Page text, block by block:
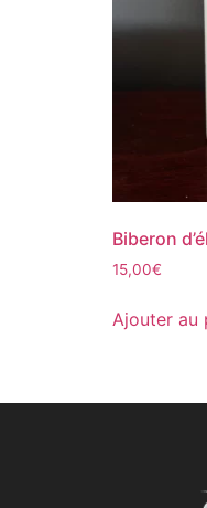
Biberon
15,00€
Ajouter au